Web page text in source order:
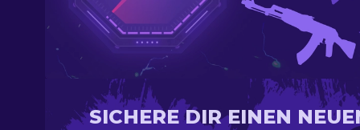
SICHERE DIR EINEN